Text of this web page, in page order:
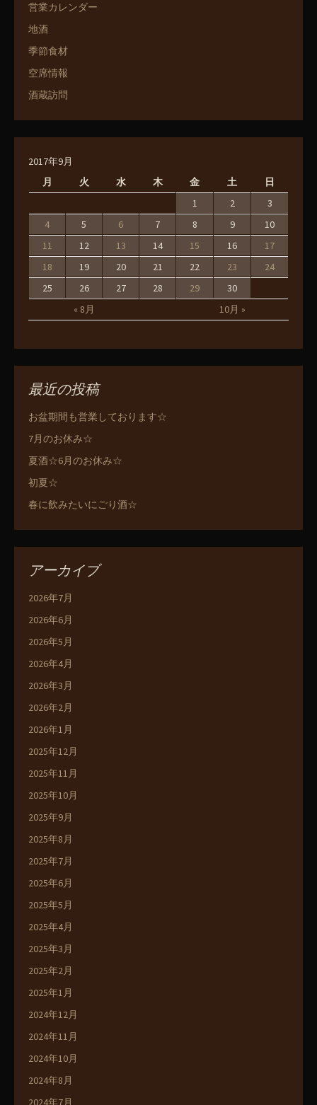
営業カレンダー
地酒
季節食材
空席情報
酒蔵訪問
2017年9月
月
火 水 木 金 土 日
« 8月 10月 »
1 2
3
4
5 6 7 8 9
10
11
12 13 14 15 16
17
18
19 20 21 22 23
24
25
26 27 28 29 30
最近の投稿
お盆期間も営業しております☆
7月のお休み☆
夏酒☆6月のお休み☆
初夏☆
春に飲みたいにごり酒☆
アーカイブ
2026年7月
2026年6月
2026年5月
2026年4月
2026年3月
2026年2月
2026年1月
2025年12月
2025年11月
2025年10月
2025年9月
2025年8月
2025年7月
2025年6月
2025年5月
2025年4月
2025年3月
2025年2月
2025年1月
2024年12月
2024年11月
2024年10月
2024年8月
2024年7月